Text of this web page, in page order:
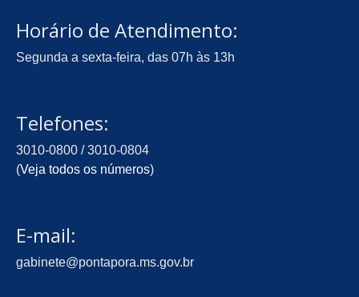
Horário de Atendimento:
Segunda a sexta-feira, das 07h às 13h
Telefones:
3010-0800 / 3010-0804
(Veja todos os números)
E-mail:
gabinete@pontapora.ms.gov.br